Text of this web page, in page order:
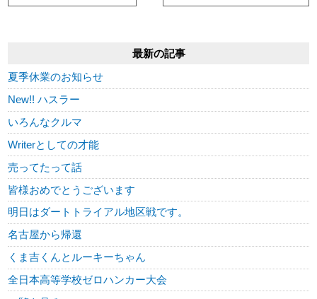
最新の記事
夏季休業のお知らせ
New!! ハスラー
いろんなクルマ
Writerとしての才能
売ってたって話
皆様おめでとうございます
明日はダートトライアル地区戦です。
名古屋から帰還
くま吉くんとルーキーちゃん
全日本高等学校ゼロハンカー大会